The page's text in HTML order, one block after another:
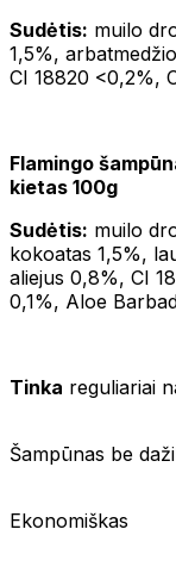
Sudėtis: muilo
1,5%,
CI 18820 <0,2%,
Flamingo
kietas 100g
Sudėtis: muilo
kokoatas 1,5%,
aliejus 0,8%, CI
0,1%, Aloe
Tinka reguliariai
Šampūnas be
Ekonomiškas